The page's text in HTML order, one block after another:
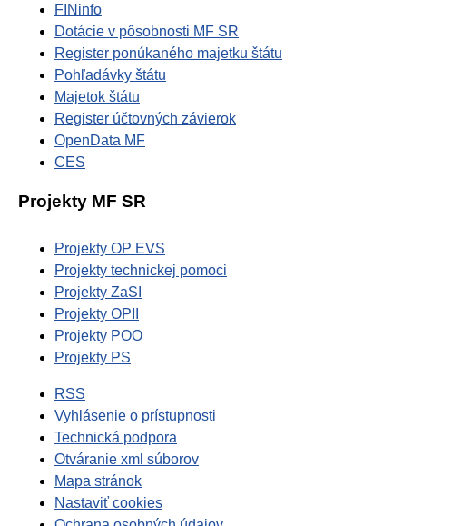
FINinfo
Dotácie v pôsobnosti MF SR
Register ponúkaného majetku štátu
Pohľadávky štátu
Majetok štátu
Register účtovných závierok
OpenData MF
CES
Projekty MF SR
Projekty OP EVS
Projekty technickej pomoci
Projekty ZaSI
Projekty OPII
Projekty POO
Projekty PS
RSS
Vyhlásenie o prístupnosti
Technická podpora
Otváranie xml súborov
Mapa stránok
Nastaviť cookies